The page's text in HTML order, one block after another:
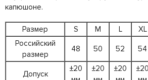
капюшоне.
Размер S M L XL
Российский
размер
48 50 52 54
Допуск
±20
±20
±20
±20